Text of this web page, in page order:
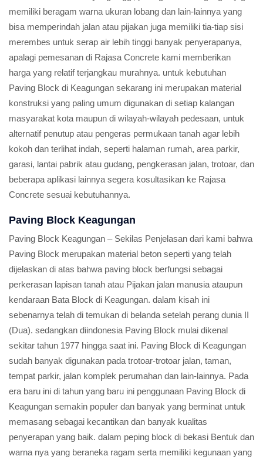
memiliki beragam warna ukuran lobang dan lain-lainnya yang
bisa memperindah jalan atau pijakan juga memiliki tia-tiap sisi
merembes untuk serap air lebih tinggi banyak penyerapanya,
apalagi pemesanan di Rajasa Concrete kami memberikan
harga yang relatif terjangkau murahnya. untuk kebutuhan
Paving Block di Keagungan sekarang ini merupakan material
konstruksi yang paling umum digunakan di setiap kalangan
masyarakat kota maupun di wilayah-wilayah pedesaan, untuk
alternatif penutup atau pengeras permukaan tanah agar lebih
kokoh dan terlihat indah, seperti halaman rumah, area parkir,
garasi, lantai pabrik atau gudang, pengkerasan jalan, trotoar, dan
beberapa aplikasi lainnya segera kosultasikan ke Rajasa
Concrete sesuai kebutuhannya.
Paving Block Keagungan
Paving Block Keagungan – Sekilas Penjelasan dari kami bahwa
Paving Block merupakan material beton seperti yang telah
dijelaskan di atas bahwa paving block berfungsi sebagai
perkerasan lapisan tanah atau Pijakan jalan manusia ataupun
kendaraan Bata Block di Keagungan. dalam kisah ini
sebenarnya telah di temukan di belanda setelah perang dunia II
(Dua). sedangkan diindonesia Paving Block mulai dikenal
sekitar tahun 1977 hingga saat ini. Paving Block di Keagungan
sudah banyak digunakan pada trotoar-trotoar jalan, taman,
tempat parkir, jalan komplek perumahan dan lain-lainnya. Pada
era baru ini di tahun yang baru ini penggunaan Paving Block di
Keagungan semakin populer dan banyak yang berminat untuk
memasang sebagai kecantikan dan banyak kualitas
penyerapan yang baik. dalam peping block di bekasi Bentuk dan
warna nya yang beraneka ragam serta memiliki kegunaan yang